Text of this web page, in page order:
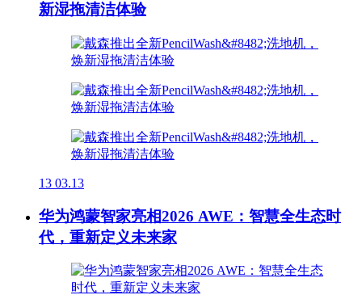
新湿拖清洁体验
13 03.13
华为鸿蒙智家亮相2026 AWE：智慧全生态时
代，重新定义未来家